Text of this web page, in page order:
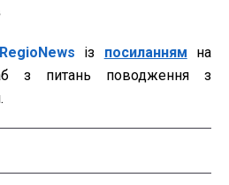
RegioNews із посиланням на
з питань поводження з